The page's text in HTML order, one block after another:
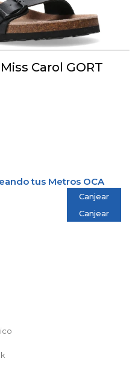
Carol GORT
tus Metros OCA
Canjear
Canjear